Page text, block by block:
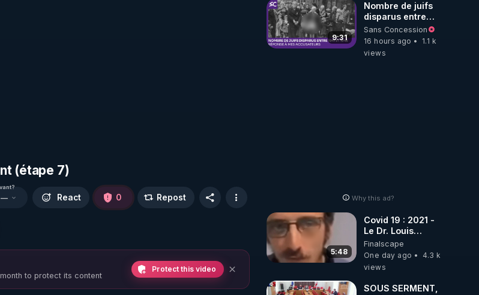
(étape 7)
— React 0 Repost
to protect its content
Protect this video
9:31
Nombre de juifs
disparus entre
1941 et 1945
(Réponse à mes
accusateurs)
Sans Concession
16 hours ago
1.1 k
views
Why this ad?
5:48
Covid 19 : 2021 -
Le Dr. Louis
Fouché renverse
le plateau de
CNews !
Finalscape
One day ago
4.3 k
views
SOUS SERMENT,